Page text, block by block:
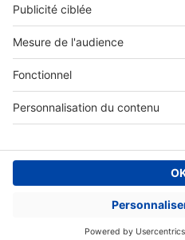
Annuaire des professionnels
Tout l'immobilier
Toutes les villes
Tous les départements
Toutes les régions
Annonces
Paramétrer
Conditions